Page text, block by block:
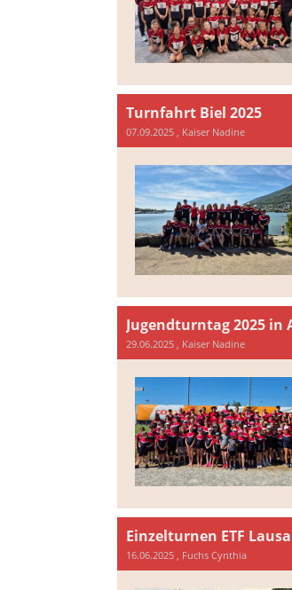
Turnfahrt Biel 2025
07.09.2025 , Kaiser Nadine
Jugendturntag 2025 in
29.06.2025 , Kaiser Nadine
Einzelturnen ETF
16.06.2025 , Fuchs Cynthia